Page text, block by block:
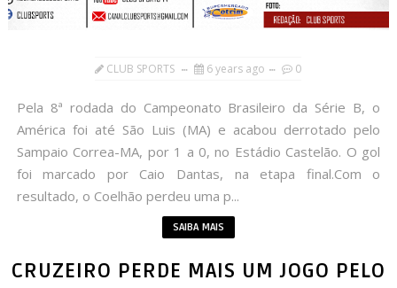
CLUB SPORTS 6 years ago 0
Pela 8ª rodada do Campeonato Brasileiro da Série B, o
América foi até São Luis (MA) e acabou derrotado pelo
Sampaio Correa-MA, por 1 a 0, no Estádio Castelão. O gol
foi marcado por Caio Dantas, na etapa final.Com o
resultado, o Coelhão perdeu uma p...
SAIBA MAIS
CRUZEIRO PERDE MAIS UM JOGO PELO